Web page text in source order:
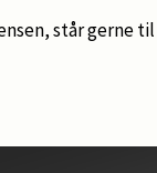
står gerne til